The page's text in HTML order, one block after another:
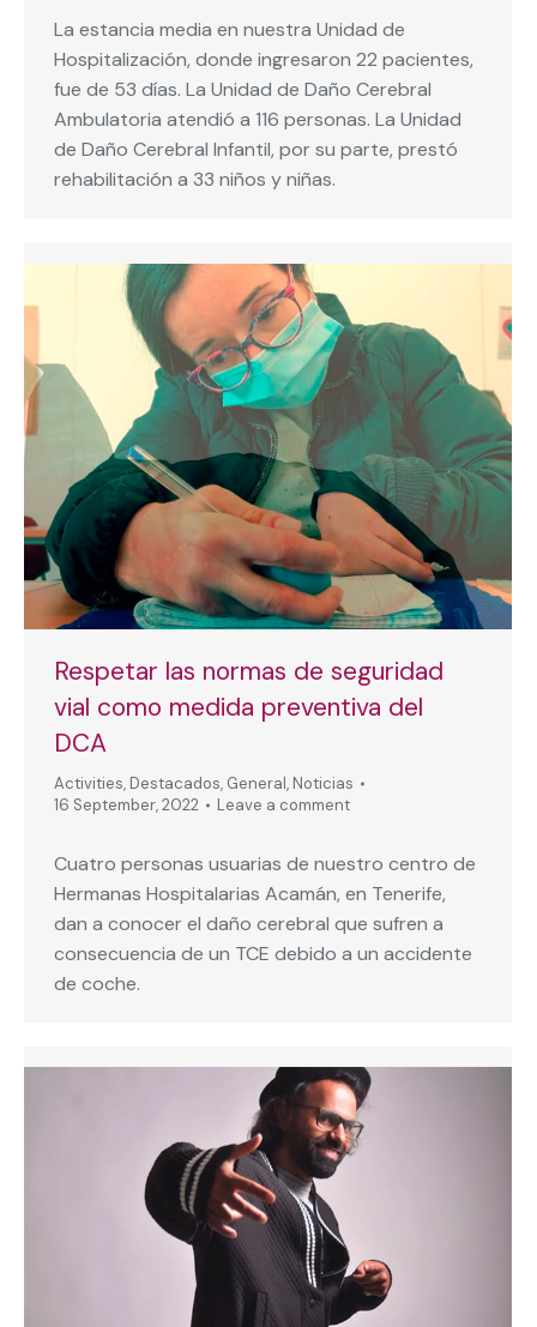
La estancia media en nuestra Unidad de
Hospitalización, donde ingresaron 22 pacientes,
fue de 53 días. La Unidad de Daño Cerebral
Ambulatoria atendió a 116 personas. La Unidad
de Daño Cerebral Infantil, por su parte, prestó
rehabilitación a 33 niños y niñas.
Respetar las normas de seguridad
vial como medida preventiva del
DCA
Activities, Destacados, General, Noticias
16 September, 2022
Leave a comment
Cuatro personas usuarias de nuestro centro de
Hermanas Hospitalarias Acamán, en Tenerife,
dan a conocer el daño cerebral que sufren a
consecuencia de un TCE debido a un accidente
de coche.